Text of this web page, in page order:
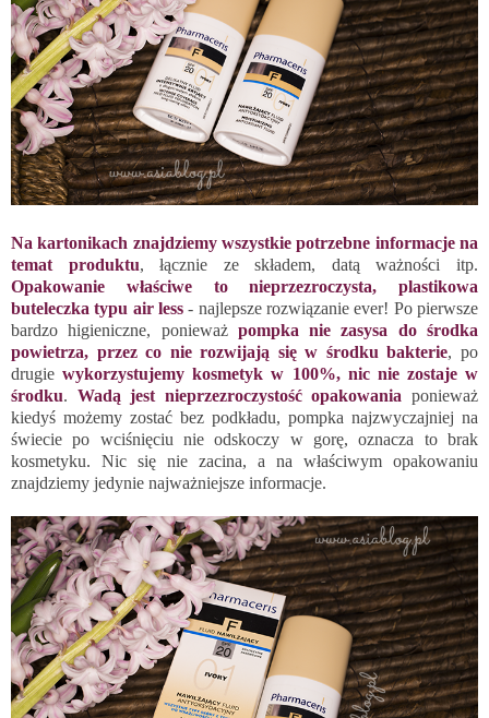
Na kartonikach znajdziemy wszystkie potrzebne informacje na
temat produktu, łącznie ze składem, datą ważności itp.
Opakowanie właściwe to nieprzezroczysta, plastikowa
buteleczka typu air less - najlepsze rozwiązanie ever! Po pierwsze
bardzo higieniczne, ponieważ pompka nie zasysa do środka
powietrza, przez co nie rozwijają się w środku bakterie, po
drugiewykorzystujemy kosmetyk w 100%, nic nie zostaje w
środku. Wadą jest nieprzezroczystość opakowania ponieważ
kiedyś możemy zostać bez podkładu, pompka najzwyczajniej na
świecie po wciśnięciu nie odskoczy w gorę, oznacza to brak
kosmetyku. Nic się nie zacina, a na właściwym opakowaniu
znajdziemy jedynie najważniejsze informacje.